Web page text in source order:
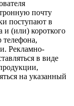
почту
поступают в
и (или) короткого
Рекламно-
в виде
на указанный